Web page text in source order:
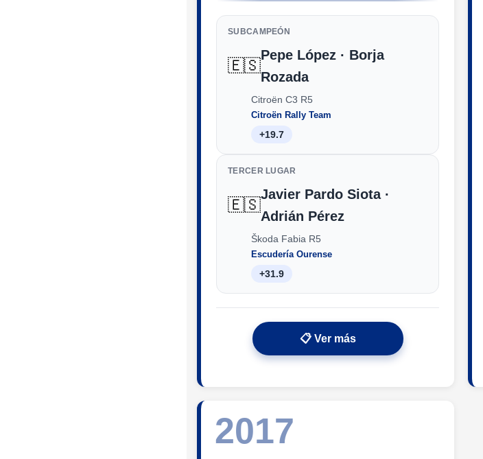
SUBCAMPEÓN
🇪🇸
Pepe López · Borja
Rozada
Citroën C3 R5
Citroën Rally Team
+19.7
TERCER LUGAR
🇪🇸
Javier Pardo Siota ·
Adrián Pérez
Škoda Fabia R5
Escudería Ourense
+31.9
📋 Ver más
2017